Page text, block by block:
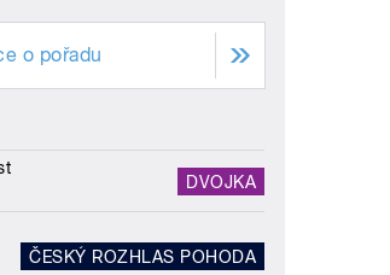
o pořadu
DVOJKA
ČESKÝ ROZHLAS POHODA